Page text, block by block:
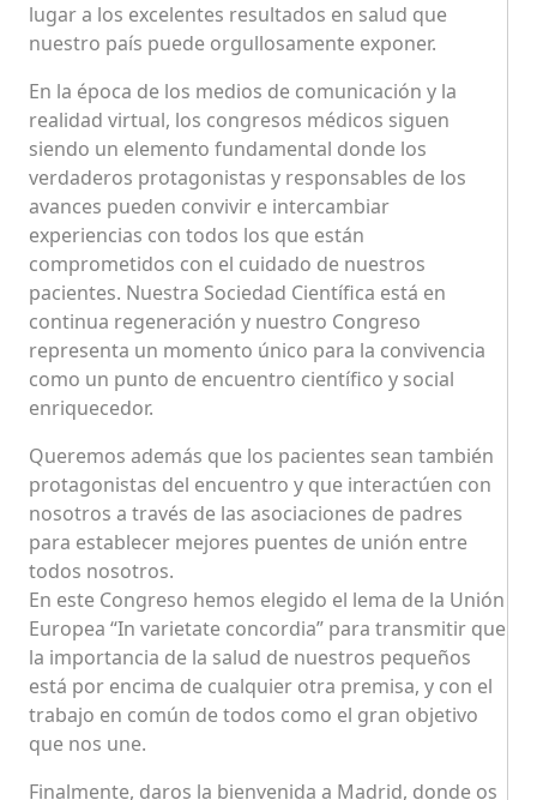
lugar a los excelentes resultados en salud que
nuestro país puede orgullosamente exponer.
En la época de los medios de comunicación y la
realidad virtual, los congresos médicos siguen
siendo un elemento fundamental donde los
verdaderos protagonistas y responsables de los
avances pueden convivir e intercambiar
experiencias con todos los que están
comprometidos con el cuidado de nuestros
pacientes. Nuestra Sociedad Científica está en
continua regeneración y nuestro Congreso
representa un momento único para la convivencia
como un punto de encuentro científico y social
enriquecedor.
Queremos además que los pacientes sean también
protagonistas del encuentro y que interactúen con
nosotros a través de las asociaciones de padres
para establecer mejores puentes de unión entre
todos nosotros.
En este Congreso hemos elegido el lema de la Unión
Europea “In varietate concordia” para transmitir que
la importancia de la salud de nuestros pequeños
está por encima de cualquier otra premisa, y con el
trabajo en común de todos como el gran objetivo
que nos une.
Finalmente, daros la bienvenida a Madrid, donde os